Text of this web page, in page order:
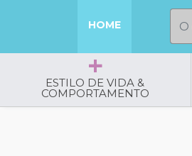
HOME
ESTILO DE VIDA &
COMPORTAMENTO